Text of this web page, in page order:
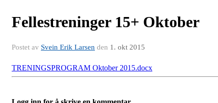
Fellestreninger 15+ Oktober
Postet av Svein Erik Larsen den 1. okt 2015
TRENINGSPROGRAM Oktober 2015.docx